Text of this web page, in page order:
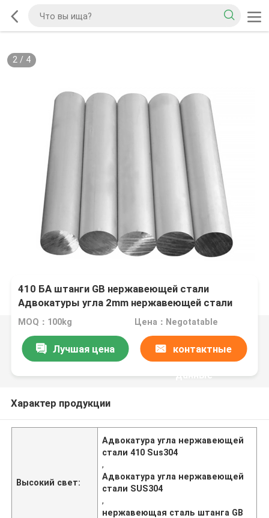
2/ 4
410 БА штанги GB нержавеющей стали
Адвокатуры угла 2mm нержавеющей стали
Sus304 3mm 6mm
MOQ：100kg Цена：Negotatable
Лучшая цена контактные
данные
Характер продукции
Высокий свет:
Адвокатура угла нержавеющей
стали 410 Sus304
,
Адвокатура угла нержавеющей
стали SUS304
,
нержавеющая сталь штанга GB